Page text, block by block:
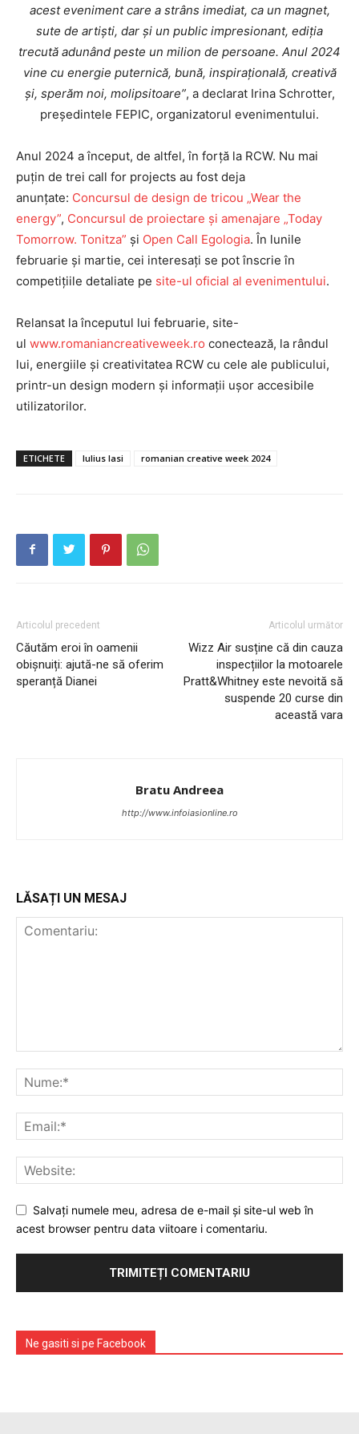
PUBLICĂ GRATUIT ANUNȚUL TĂU!
Utile
Contact
Emisiuni
Prelucrarea datelor cu caracter personal
acest eveniment care a strâns imediat, ca un magnet,
sute de artiști, dar și un public impresionant, ediția
trecută adunând peste un milion de persoane. Anul 2024
vine cu energie puternică, bună, inspirațională, creativă
și, sperăm noi, molipsitoare”, a declarat Irina Schrotter,
președintele FEPIC, organizatorul evenimentului.
Anul 2024 a început, de altfel, în forță la RCW. Nu mai
puțin de trei call for projects au fost deja
anunțate: Concursul de design de tricou „Wear the
energy”, Concursul de proiectare și amenajare „Today
Tomorrow. Tonitza” și Open Call Egologia. În lunile
februarie și martie, cei interesați se pot înscrie în
competițiile detaliate pe site-ul oficial al evenimentului.
Relansat la începutul lui februarie, site-
ul www.romaniancreativeweek.ro conectează, la rândul
lui, energiile și creativitatea RCW cu cele ale publicului,
printr-un design modern și informații ușor accesibile
utilizatorilor.
ETICHETE Iulius Iasi romanian creative week 2024
Articolul precedent
Căutăm eroi în oamenii
obișnuiți: ajută-ne să oferim
speranță Dianei
Articolul următor
Wizz Air susține că din cauza
inspecțiilor la motoarele
Pratt&Whitney este nevoită să
suspende 20 curse din
această vara
Bratu Andreea
http://www.infoiasionline.ro
LĂSAȚI UN MESAJ
Salvați numele meu, adresa de e-mail și site-ul web în
acest browser pentru data viitoare i comentariu.
Ne gasiti si pe Facebook